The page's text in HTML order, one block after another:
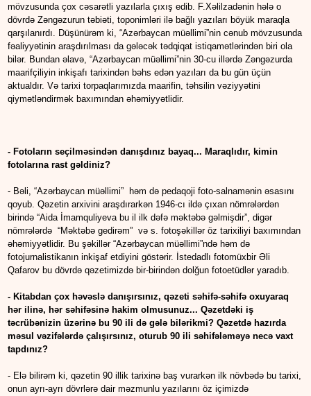
mövzusunda çox cəsarətli yazılarla çıxış edib. F.Xəlilzadənin hələ o
dövrdə Zəngəzurun təbiəti, toponimləri ilə bağlı yazıları böyük maraqla
qarşılanırdı. Düşünürəm ki, “Azərbaycan müəllimi”nin cənub mövzusunda
fəaliyyətinin araşdırılması da gələcək tədqiqat istiqamətlərindən biri ola
bilər. Bundan əlavə, “Azərbaycan müəllimi”nin 30-cu illərdə Zəngəzurda
maarifçiliyin inkişafı tarixindən bəhs edən yazıları da bu gün üçün
aktualdır. Və tarixi torpaqlarımızda maarifin, təhsilin vəziyyətini
qiymətləndirmək baxımından əhəmiyyətlidir.
- Fotoların seçilməsindən danışdınız bayaq... Maraqlıdır, kimin
fotolarına rast gəldiniz?
- Bəli, “Azərbaycan müəllimi” həm də pedaqoji foto-salnamənin əsasını
qoyub. Qəzetin arxivini araşdırarkən 1946-cı ildə çıxan nömrələrdən
birində “Aida İmamquliyeva bu il ilk dəfə məktəbə gəlmişdir”, digər
nömrələrdə “Məktəbə gedirəm” və s. fotoşəkillər öz tarixiliyi baxımından
əhəmiyyətlidir. Bu şəkillər “Azərbaycan müəllimi”ndə həm də
fotojurnalistikanın inkişaf etdiyini göstərir. İstedadlı fotomüxbir Əli
Qafarov bu dövrdə qəzetimizdə bir-birindən dolğun fotoetüdlər yaradıb.
- Kitabdan çox həvəslə danışırsınız, qəzeti səhifə-səhifə oxuyaraq
hər ilinə, hər səhifəsinə hakim olmusunuz... Qəzetdəki iş
təcrübənizin üzərinə bu 90 ili də gələ bilərikmi? Qəzetdə hazırda
məsul vəzifələrdə çalışırsınız, oturub 90 ili səhifələməyə necə vaxt
tapdınız?
- Elə bilirəm ki, qəzetin 90 illik tarixinə baş vurarkən ilk növbədə bu tarixi,
onun ayrı-ayrı dövrlərə dair məzmunlu yazılarını öz içimizdə